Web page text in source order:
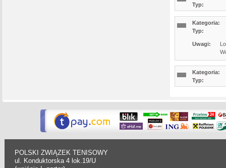
Typ:
Kategoria:
Typ:
Uwagi:
Kategoria:
Typ:
POLSKI ZWIĄZEK TENISOWY
ul. Konduktorska 4 lok.19/U